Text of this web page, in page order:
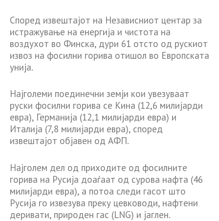
Според извештајот на Независниот центар за
истражување на енергија и чистота на
воздухот во Финска, дури 61 отсто од рускиот
извоз на фосилни горива отишол во Европската
унија.
Најголеми поединечни земји кои увезуваат
руски фосилни горива се Кина (12,6 милијарди
евра), Германија (12,1 милијарди евра) и
Италија (7,8 милијарди евра), според
извештајот објавен од АФП.
Најголем дел од приходите од фосилните
горива на Русија доаѓаат од сурова нафта (46
милијарди евра), а потоа следи гасот што
Русија го извезува преку цевководи, нафтени
деривати, природен гас (LNG) и јаглен.